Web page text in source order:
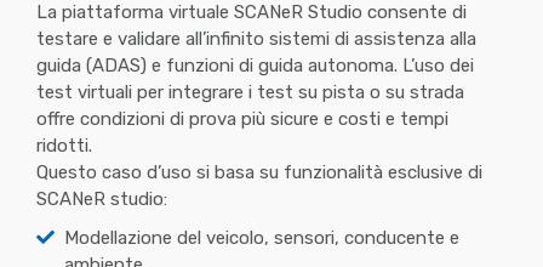
La piattaforma virtuale SCANeR Studio consente di
testare e validare all’infinito sistemi di assistenza alla
guida (ADAS) e funzioni di guida autonoma. L’uso dei
test virtuali per integrare i test su pista o su strada
offre condizioni di prova più sicure e costi e tempi
ridotti.
Questo caso d’uso si basa su funzionalità esclusive di
SCANeR studio:
Modellazione del veicolo, sensori, conducente e